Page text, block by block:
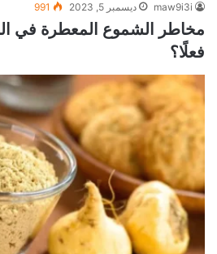
maw9i3i ديسمبر 5, 2023 991
مخاطر الشموع المعطرة في
فعلًا؟